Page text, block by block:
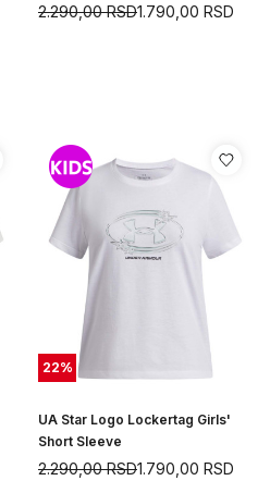
1.790,00 RSD
2.290,00RSD
22%
UA Star Logo Lockertag Girls'
Short Sleeve
1.790,00 RSD
2.290,00RSD